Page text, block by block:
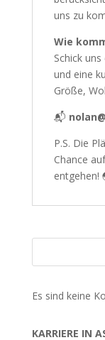
uns zu
Wie
Schick
und eine
Größe,
📬
P.S. Die
Chance
entgehen!
Es sind keine
KARRIERE IN